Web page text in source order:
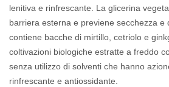
lenitiva e rinfrescante. La glicerina
barriera esterna e previene secchezza e
contiene bacche di mirtillo, cetriolo e
coltivazioni biologiche estratte a freddo
senza utilizzo di solventi che hanno
rinfrescante e antiossidante.